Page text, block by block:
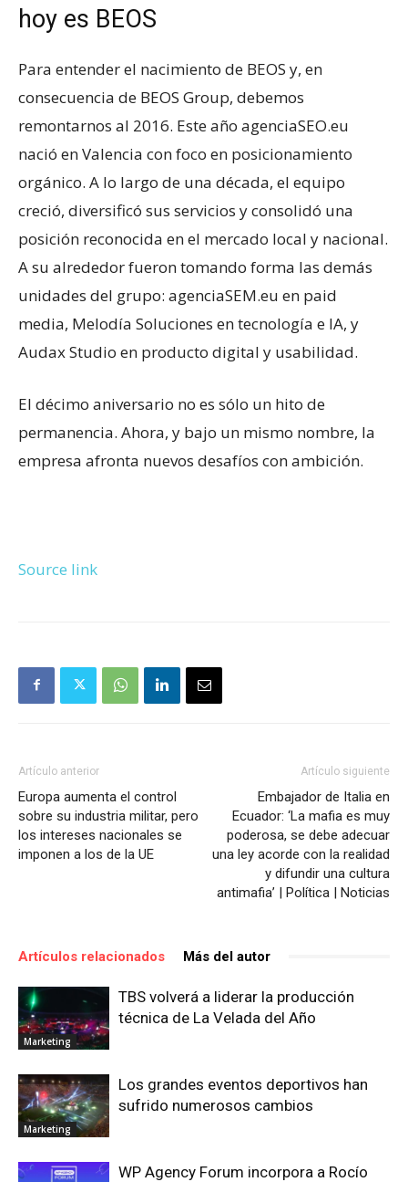
hoy es BEOS
Para entender el nacimiento de BEOS y, en
consecuencia de BEOS Group, debemos
remontarnos al 2016. Este año agenciaSEO.eu
nació en Valencia con foco en posicionamiento
orgánico. A lo largo de una década, el equipo
creció, diversificó sus servicios y consolidó una
posición reconocida en el mercado local y nacional.
A su alrededor fueron tomando forma las demás
unidades del grupo: agenciaSEM.eu en paid
media, Melodía Soluciones en tecnología e IA, y
Audax Studio en producto digital y usabilidad.
El décimo aniversario no es sólo un hito de
permanencia. Ahora, y bajo un mismo nombre, la
empresa afronta nuevos desafíos con ambición.
Source link
Artículo anterior
Europa aumenta el control
sobre su industria militar, pero
los intereses nacionales se
imponen a los de la UE
Artículo siguiente
Embajador de Italia en
Ecuador: ‘La mafia es muy
poderosa, se debe adecuar
una ley acorde con la realidad
y difundir una cultura
antimafia’ | Política | Noticias
Artículos relacionados Más del autor
Marketing
TBS volverá a liderar la producción
técnica de La Velada del Año
Marketing
Los grandes eventos deportivos han
sufrido numerosos cambios
WP Agency Forum incorpora a Rocío